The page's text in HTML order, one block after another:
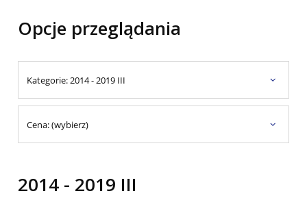
Opcje przeglądania
Kategorie: 2014 - 2019 III
Cena: (wybierz)
2014 - 2019 III